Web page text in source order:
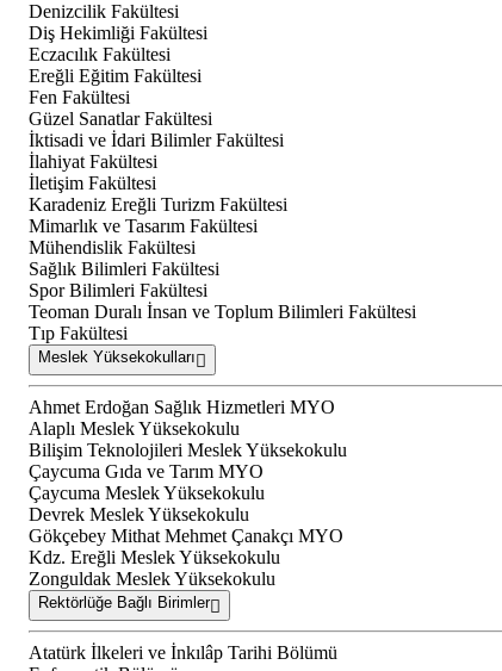
Denizcilik Fakültesi
Diş Hekimliği Fakültesi
Eczacılık Fakültesi
Ereğli Eğitim Fakültesi
Fen Fakültesi
Güzel Sanatlar Fakültesi
İktisadi ve İdari Bilimler Fakültesi
İlahiyat Fakültesi
İletişim Fakültesi
Karadeniz Ereğli Turizm Fakültesi
Mimarlık ve Tasarım Fakültesi
Mühendislik Fakültesi
Sağlık Bilimleri Fakültesi
Spor Bilimleri Fakültesi
Teoman Duralı İnsan ve Toplum Bilimleri Fakültesi
Tıp Fakültesi
Meslek Yüksekokulları
Ahmet Erdoğan Sağlık Hizmetleri MYO
Alaplı Meslek Yüksekokulu
Bilişim Teknolojileri Meslek Yüksekokulu
Çaycuma Gıda ve Tarım MYO
Çaycuma Meslek Yüksekokulu
Devrek Meslek Yüksekokulu
Gökçebey Mithat Mehmet Çanakçı MYO
Kdz. Ereğli Meslek Yüksekokulu
Zonguldak Meslek Yüksekokulu
Rektörlüğe Bağlı Birimler
Atatürk İlkeleri ve İnkılâp Tarihi Bölümü